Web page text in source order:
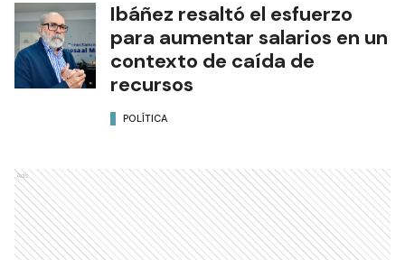
Ibáñez resaltó el esfuerzo
para aumentar salarios en un
contexto de caída de
recursos
POLÍTICA
Ads